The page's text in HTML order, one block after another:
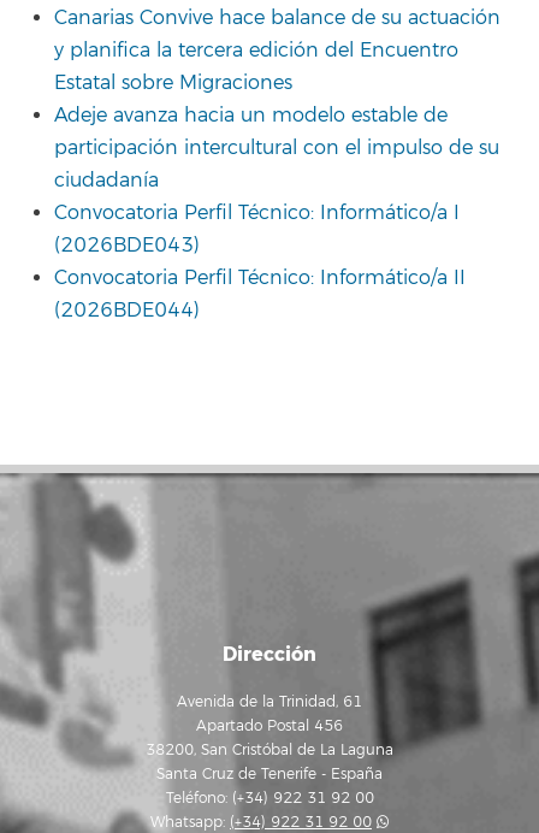
Canarias Convive hace balance de su actuación
y planifica la tercera edición del Encuentro
Estatal sobre Migraciones
Adeje avanza hacia un modelo estable de
participación intercultural con el impulso de su
ciudadanía
Convocatoria Perfil Técnico: Informático/a I
(2026BDE043)
Convocatoria Perfil Técnico: Informático/a II
(2026BDE044)
Dirección
Avenida de la Trinidad, 61
Apartado Postal 456
38200, San Cristóbal de La Laguna
Santa Cruz de Tenerife - España
Teléfono: (+34) 922 31 92 00
Whatsapp: (+34) 922 31 92 00